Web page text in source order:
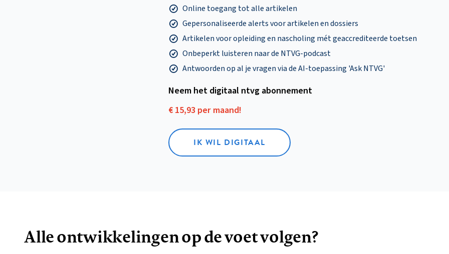
Online toegang tot alle artikelen
Gepersonaliseerde alerts voor artikelen en dossiers
Artikelen voor opleiding en nascholing mét geaccrediteerde toetsen
Onbeperkt luisteren naar de NTVG-podcast
Antwoorden op al je vragen via de AI-toepassing 'Ask NTVG'
Neem het digitaal ntvg abonnement
€ 15,93 per maand!
IK WIL DIGITAAL
Alle ontwikkelingen op de voet volgen?